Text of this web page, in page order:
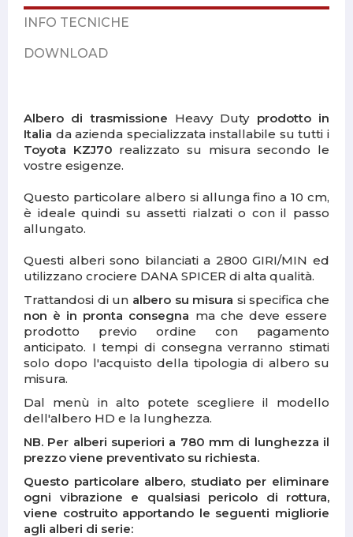
INFO TECNICHE
DOWNLOAD
Albero di trasmissione Heavy Duty prodotto in
Italia da azienda specializzata installabile su tutti i
Toyota KZJ70 realizzato su misura secondo le
vostre esigenze.
Questo particolare albero si allunga fino a 10 cm,
è ideale quindi su assetti rialzati o con il passo
allungato.
Questi alberi sono bilanciati a 2800 GIRI/MIN ed
utilizzano crociere DANA SPICER di alta qualità.
Trattandosi di un albero su misura si specifica che
non è in pronta consegna ma che deve essere
prodotto previo ordine con pagamento
anticipato. I tempi di consegna verranno stimati
solo dopo l'acquisto della tipologia di albero su
misura.
Dal menù in alto potete scegliere il modello
dell'albero HD e la lunghezza.
NB. Per alberi superiori a 780 mm di lunghezza il
prezzo viene preventivato su richiesta.
Questo particolare albero, studiato per eliminare
ogni vibrazione e qualsiasi pericolo di rottura,
viene costruito apportando le seguenti migliorie
agli alberi di serie: